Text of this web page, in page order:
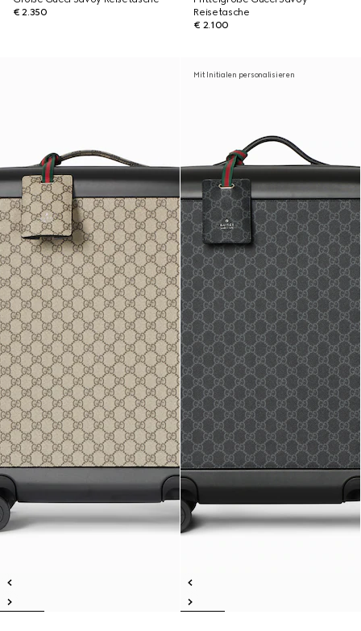
€ 2.350
Reisetasche
€ 2.100
Mit Initialen personalisieren